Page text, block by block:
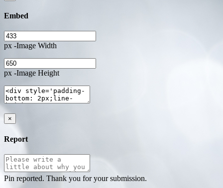
Embed
px -Image Width
px -Image Height
×
Report
Pin reported. Thank you for your submission.